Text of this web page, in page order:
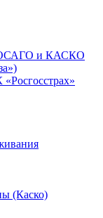
ОСАГО и КАСКО
(Каско)